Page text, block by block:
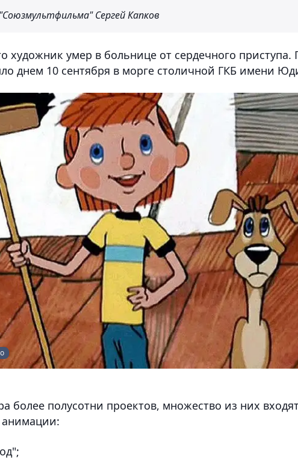
Сергей Капков
художник умер в больнице от сердечного
днем 10 сентября в морге столичной ГКБ имени
более полусотни проектов, множество из них
анимации: